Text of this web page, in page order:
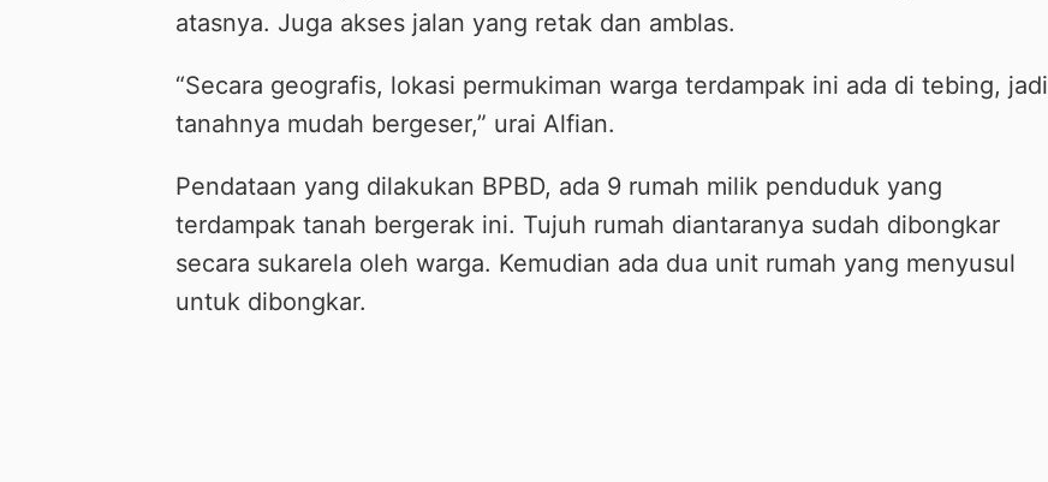
atasnya. Juga akses jalan yang retak dan amblas.
“Secara geografis, lokasi permukiman warga terdampak ini ada di tebing, jadi
tanahnya mudah bergeser,” urai Alfian.
Pendataan yang dilakukan BPBD, ada 9 rumah milik penduduk yang
terdampak tanah bergerak ini. Tujuh rumah diantaranya sudah dibongkar
secara sukarela oleh warga. Kemudian ada dua unit rumah yang menyusul
untuk dibongkar.